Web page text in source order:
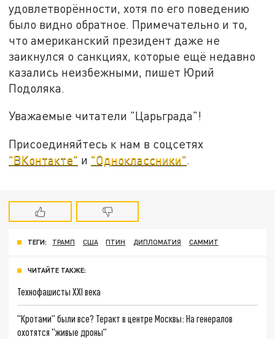
удовлетворённости, хотя по его поведению
было видно обратное. Примечательно и то,
что американский президент даже не
заикнулся о санкциях, которые ещё недавно
казались неизбежными, пишет Юрий
Подоляка.
Уважаемые читатели "Царьграда"!
Присоединяйтесь к нам в соцсетях
"ВКонтакте" и "Одноклассники".
ТЕГИ: ТРАМП США ПТИН ДИПЛОМАТИЯ САММИТ
ЧИТАЙТЕ ТАКЖЕ:
Технофашисты XXI века
"Кротами" были все? Теракт в центре Москвы: На генералов
охотятся "живые дроны"